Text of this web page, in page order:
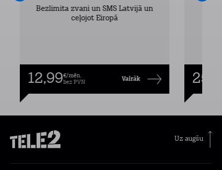
Bezlimita zvani un SMS Latvijā un
ceļojot Eiropā
12,99€/mēn.
bez PVN
Vairāk
Uz augšu